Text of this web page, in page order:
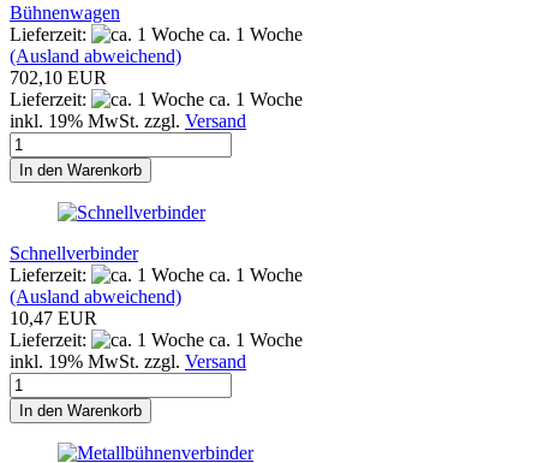
Bühnenwagen
Lieferzeit:
ca. 1 Woche
(Ausland abweichend)
702,10 EUR
Lieferzeit:
ca. 1 Woche
inkl. 19% MwSt. zzgl. Versand
In den Warenkorb
Schnellverbinder
Lieferzeit:
ca. 1 Woche
(Ausland abweichend)
10,47 EUR
Lieferzeit:
ca. 1 Woche
inkl. 19% MwSt. zzgl. Versand
In den Warenkorb